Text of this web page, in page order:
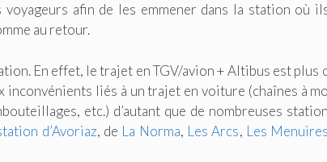
voyageurs afin de les emmener dans la station où
au retour.
En effet, le trajet en TGV/avion + Altibus est plus
inconvénients liés à un trajet en voiture (chaînes à
etc.) d’autant que de nombreuses
d’Avoriaz, de La Norma, Les Arcs, Les Menuires